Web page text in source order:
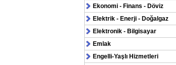
Ekonomi - Finans - Döviz
Elektrik - Enerji - Doğalgaz
Elektronik - Bilgisayar
Emlak
Engelli-Yaşlı Hizmetleri